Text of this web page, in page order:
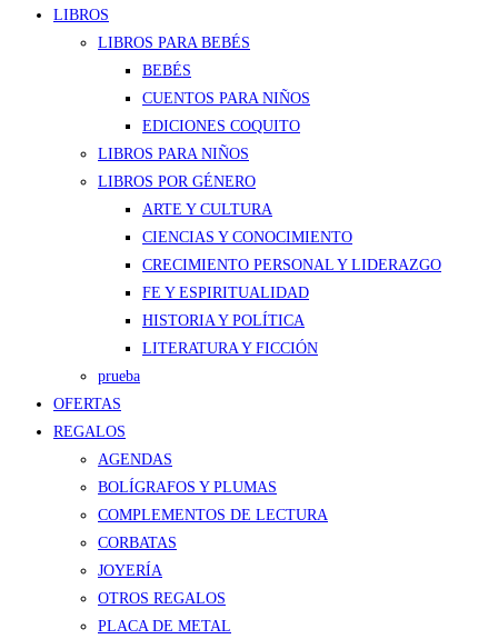
LIBROS
LIBROS PARA BEBÉS
BEBÉS
CUENTOS PARA NIÑOS
EDICIONES COQUITO
LIBROS PARA NIÑOS
LIBROS POR GÉNERO
ARTE Y CULTURA
CIENCIAS Y CONOCIMIENTO
CRECIMIENTO PERSONAL Y LIDERAZGO
FE Y ESPIRITUALIDAD
HISTORIA Y POLÍTICA
LITERATURA Y FICCIÓN
prueba
OFERTAS
REGALOS
AGENDAS
BOLÍGRAFOS Y PLUMAS
COMPLEMENTOS DE LECTURA
CORBATAS
JOYERÍA
OTROS REGALOS
PLACA DE METAL